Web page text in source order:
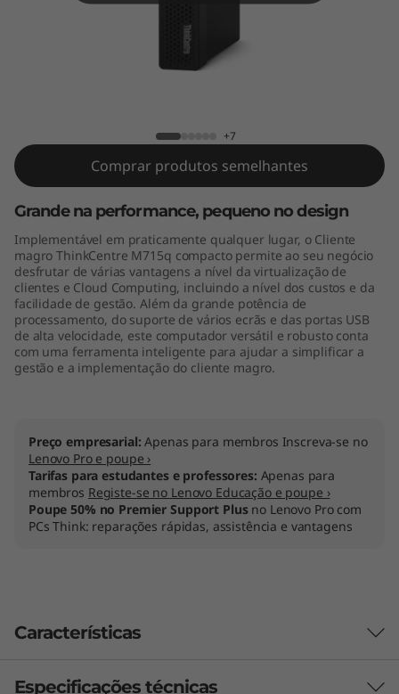
n
y
+7
Comprar produtos semelhantes
Grande na performance, pequeno no design
Implementável em praticamente qualquer lugar, o Cliente
magro ThinkCentre M715q compacto permite ao seu negócio
desfrutar de várias vantagens a nível da virtualização de
clientes e Cloud Computing, incluindo a nível dos custos e da
facilidade de gestão. Além da grande potência de
processamento, do suporte de vários ecrãs e das portas USB
de alta velocidade, este computador versátil e robusto conta
com uma ferramenta inteligente para ajudar a simplificar a
gestão e a implementação do cliente magro.
Preço empresarial:Apenas para membros Inscreva-se no
Lenovo Pro e poupe ›
Tarifas para estudantes e professores: Apenas para
membros Registe-se no Lenovo Educação e poupe ›
Poupe 50% no Premier Support Plusno Lenovo Pro com
PCs Think: reparações rápidas, assistência e vantagens
Características
Especificações técnicas